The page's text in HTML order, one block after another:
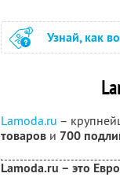
Узнай, как
Lamoda.ru –
товаров и 700
Lamoda.ru – это